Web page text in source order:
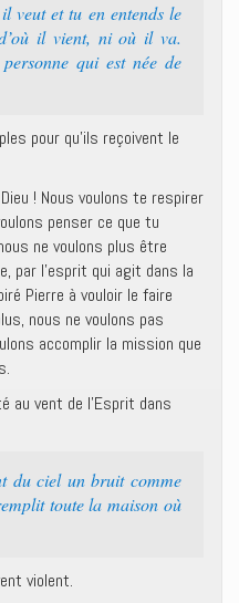
veut et tu en entends le
il vient, ni où il va.
qui est née de
pour qu’ils reçoivent le
! Nous voulons te respirer
penser ce que tu
ne voulons plus être
par l’esprit qui agit dans la
Pierre à vouloir le faire
nous ne voulons pas
accomplir la mission que
au vent de l’Esprit dans
du ciel un bruit comme
toute la maison où
violent.